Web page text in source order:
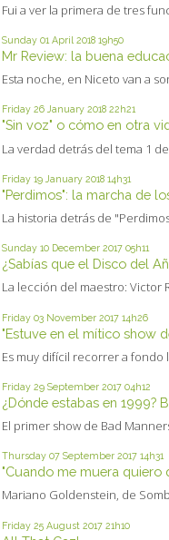
Fui a ver la primera de tres
Sunday 01 April 2018 19h50
Mr Review: la buena
Esta noche, en Niceto van a
Friday 26 January 2018 22h21
"Sin voz" o cómo en otra
La verdad detrás del tema 1 de
Friday 19 January 2018 14h31
"Perdimos": la marcha de
La historia detrás de
Sunday 10 December 2017 05h11
¿Sabías que el Disco del
La lección del maestro: Victor
Friday 03 November 2017 14h26
"Estuve en el mítico show
Es muy difícil recorrer a fondo
Friday 29 September 2017 04h12
¿Dónde estabas en 1999?
El primer show de Bad
Thursday 07 September 2017 14h31
"Cuando me muera quiero
Mariano Goldenstein, de
Friday 25 August 2017 21h10